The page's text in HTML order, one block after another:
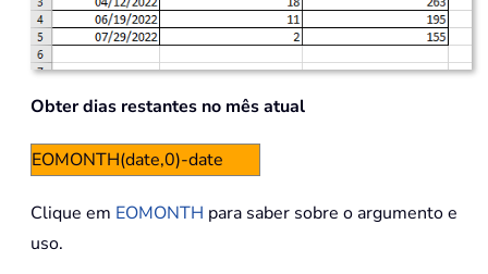
Obter dias restantes no mês atual
EOMONTH(date,0)-date
Clique em EOMONTH para saber sobre o argumento e
uso.